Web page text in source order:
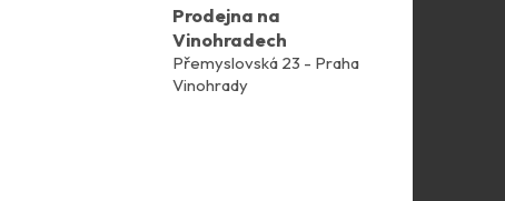
Prodejna na
Vinohradech
Přemyslovská 23 - Praha
Vinohrady